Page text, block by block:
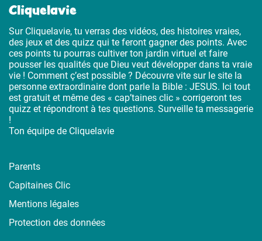
Cliquelavie
Sur Cliquelavie, tu verras des vidéos, des histoires vraies,
des jeux et des quizz qui te feront gagner des points. Avec
ces points tu pourras cultiver ton jardin virtuel et faire
pousser les qualités que Dieu veut développer dans ta vraie
vie ! Comment ç’est possible ? Découvre vite sur le site la
personne extraordinaire dont parle la Bible : JESUS. Ici tout
est gratuit et même des « cap’taines clic » corrigeront tes
quizz et répondront à tes questions. Surveille ta messagerie
!
Ton équipe de Cliquelavie
Parents
Capitaines Clic
Mentions légales
Protection des données